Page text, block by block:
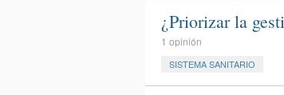
¿Priorizar la
1 opinión
SISTEMA SANITARIO